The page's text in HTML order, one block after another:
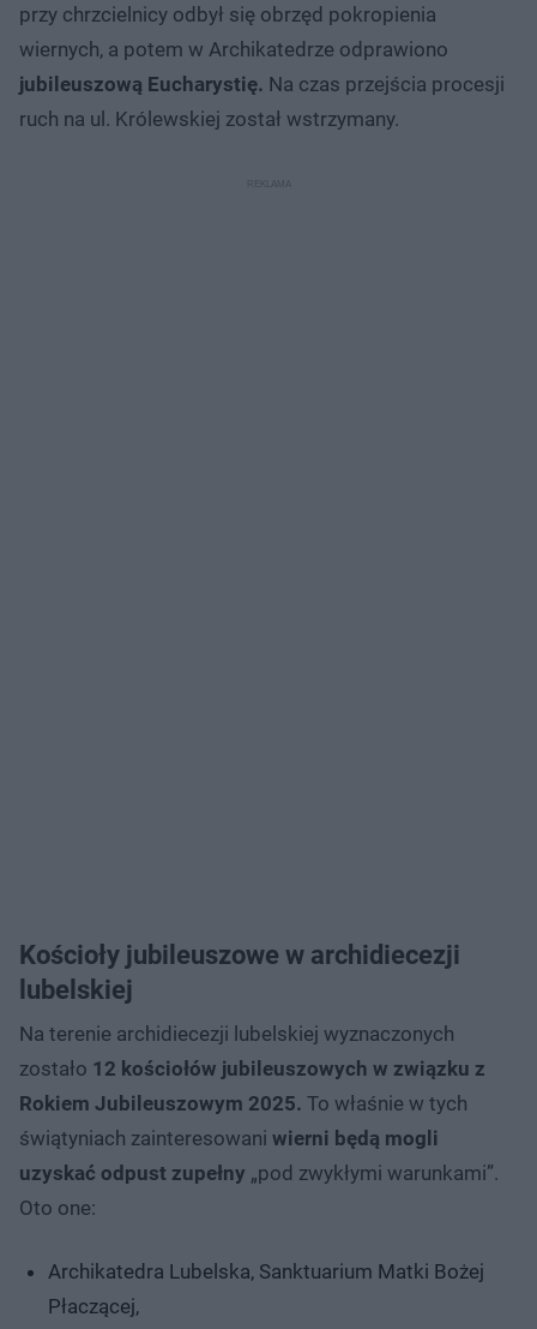
przy chrzcielnicy odbył się obrzęd pokropienia
wiernych, a potem w Archikatedrze odprawiono
jubileuszową Eucharystię. Na czas przejścia procesji
ruch na ul. Królewskiej został wstrzymany.
Kościoły jubileuszowe w archidiecezji
lubelskiej
Na terenie archidiecezji lubelskiej wyznaczonych
zostało 12 kościołów jubileuszowych w związku z
Rokiem Jubileuszowym 2025. To właśnie w tych
świątyniach zainteresowani wierni będą mogli
uzyskać odpust zupełny „pod zwykłymi warunkami”.
Oto one:
Archikatedra Lubelska, Sanktuarium Matki Bożej
Płaczącej,